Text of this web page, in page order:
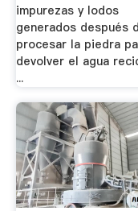
impurezas y lodos
generados después
procesar la piedra
devolver el agua
...